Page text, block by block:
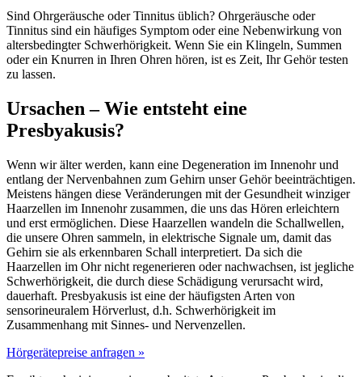
Sind Ohrgeräusche oder Tinnitus üblich? Ohrgeräusche oder
Tinnitus sind ein häufiges Symptom oder eine Nebenwirkung von
altersbedingter Schwerhörigkeit. Wenn Sie ein Klingeln, Summen
oder ein Knurren in Ihren Ohren hören, ist es Zeit, Ihr Gehör testen
zu lassen.
Ursachen – Wie entsteht eine
Presbyakusis?
Wenn wir älter werden, kann eine Degeneration im Innenohr und
entlang der Nervenbahnen zum Gehirn unser Gehör beeinträchtigen.
Meistens hängen diese Veränderungen mit der Gesundheit winziger
Haarzellen im Innenohr zusammen, die uns das Hören erleichtern
und erst ermöglichen. Diese Haarzellen wandeln die Schallwellen,
die unsere Ohren sammeln, in elektrische Signale um, damit das
Gehirn sie als erkennbaren Schall interpretiert. Da sich die
Haarzellen im Ohr nicht regenerieren oder nachwachsen, ist jegliche
Schwerhörigkeit, die durch diese Schädigung verursacht wird,
dauerhaft. Presbyakusis ist eine der häufigsten Arten von
sensorineuralem Hörverlust, d.h. Schwerhörigkeit im
Zusammenhang mit Sinnes- und Nervenzellen.
Hörgerätepreise anfragen »